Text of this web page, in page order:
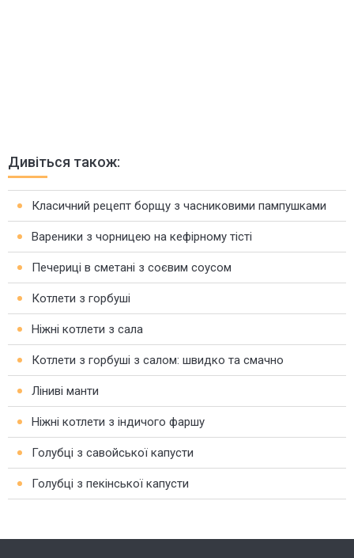
Дивіться також:
Класичний рецепт борщу з часниковими пампушками
Вареники з чорницею на кефірному тісті
Печериці в сметані з соєвим соусом
Котлети з горбуші
Ніжні котлети з сала
Котлети з горбуші з салом: швидко та смачно
Ліниві манти
Ніжні котлети з індичого фаршу
Голубці з савойської капусти
Голубці з пекінської капусти